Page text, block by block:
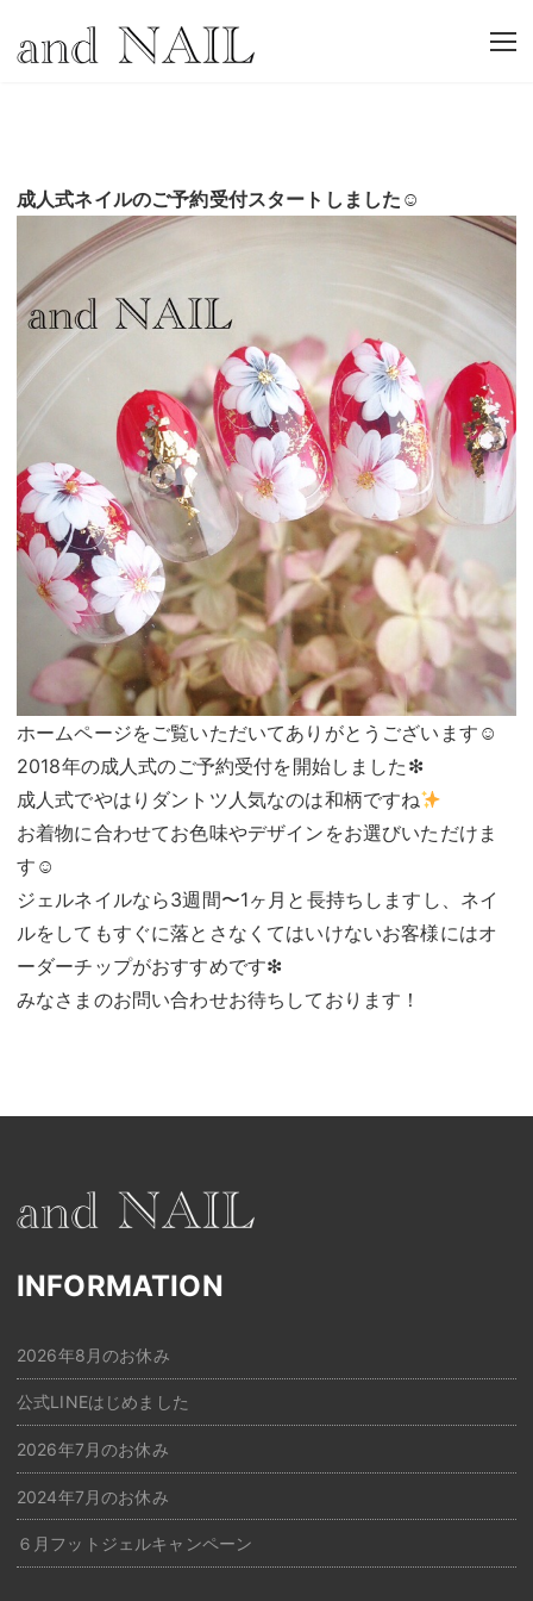
成人式ネイルのご予約受付スタートしました☺︎
ホームページをご覧いただいてありがとうございます☺︎
2018年の成人式のご予約受付を開始しました❇︎
成人式でやはりダントツ人気なのは和柄ですね
お着物に合わせてお色味やデザインをお選びいただけま
す☺︎
ジェルネイルなら3週間〜1ヶ月と長持ちしますし、ネイ
ルをしてもすぐに落とさなくてはいけないお客様にはオ
ーダーチップがおすすめです❇︎
みなさまのお問い合わせお待ちしております！
INFORMATION
2026年8月のお休み
公式LINEはじめました
2026年7月のお休み
2024年7月のお休み
６月フットジェルキャンペーン